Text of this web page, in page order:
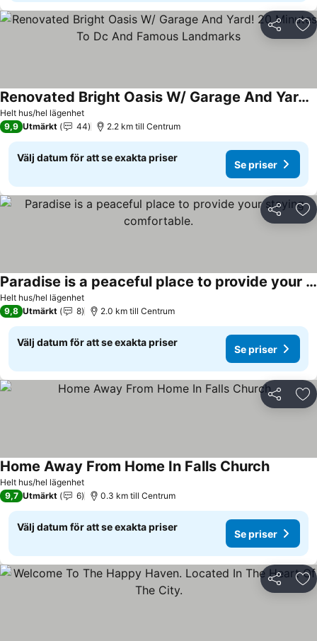
Dela
Helt hus/hel lägenhet
Renovated Bright Oasis W/ Garage And Yard! 20 Minutes To Dc And Famous Landmarks
Se priser
9,9 Utmärkt 44 2.2 km till Centrum
Välj datum för att se exakta priser
Se priser
Dela
Helt hus/hel lägenhet
Paradise is a peaceful place to provide your staying comfortable.
Se priser
9,8 Utmärkt 8 2.0 km till Centrum
Välj datum för att se exakta priser
Se priser
Dela
Helt hus/hel lägenhet
Home Away From Home In Falls ChurchSe priser
9,7 Utmärkt 6 0.3 km till Centrum
Välj datum för att se exakta priser
Se priser
Dela